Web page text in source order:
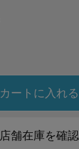
カートに入れる
店舗在庫を確認